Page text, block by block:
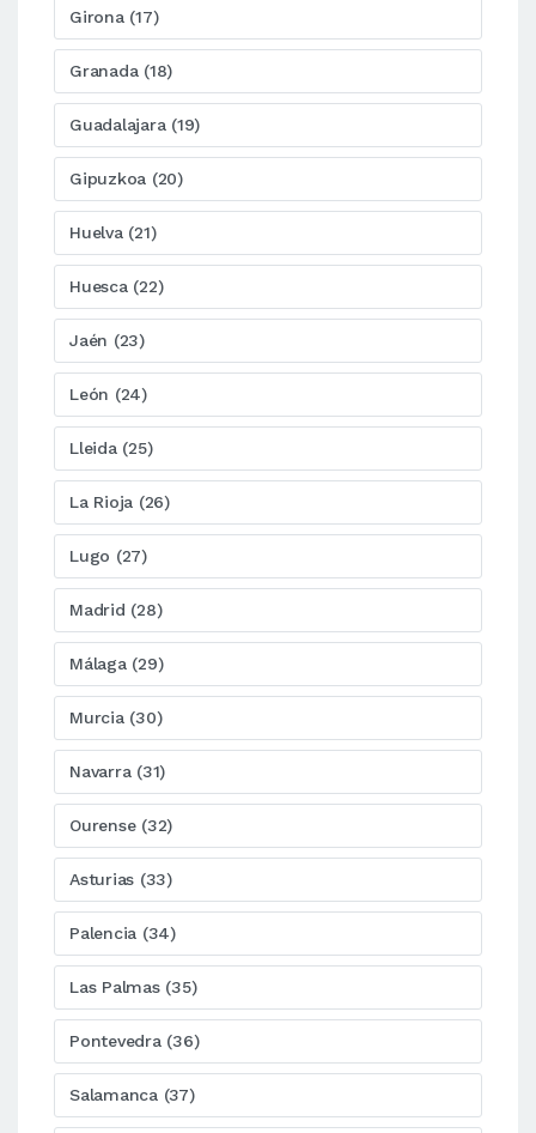
Girona (17)
Granada (18)
Guadalajara (19)
Gipuzkoa (20)
Huelva (21)
Huesca (22)
Jaén (23)
León (24)
Lleida (25)
La Rioja (26)
Lugo (27)
Madrid (28)
Málaga (29)
Murcia (30)
Navarra (31)
Ourense (32)
Asturias (33)
Palencia (34)
Las Palmas (35)
Pontevedra (36)
Salamanca (37)